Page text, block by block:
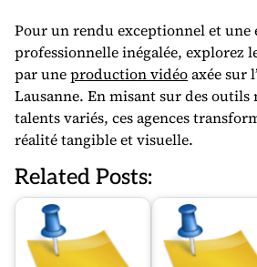
Pour un rendu exceptionnel et une
professionnelle inégalée, explorez
par uneproduction vidéoaxée sur
Lausanne. En misant sur des outils
talents variés, ces agences
réalité tangible et visuelle.
Related Posts: